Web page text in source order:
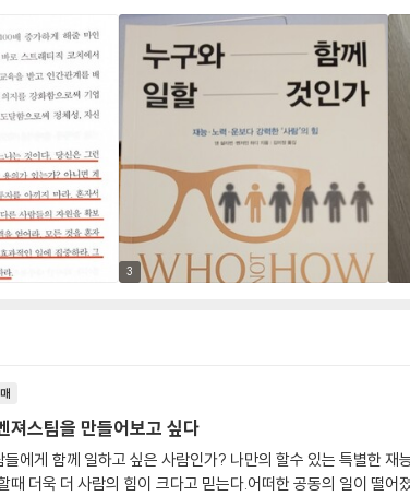
3
져스팀을 만들어보고 싶다
들에게 함께 일하고 싶은 사람인가? 나만의 할수 있는 특별한
때 더욱 더 사람의 힘이 크다고 믿는다.어떠한 공동의 일이 떨